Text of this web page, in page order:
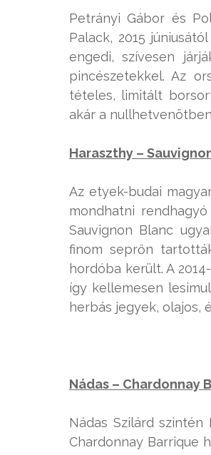
Petrányi Gábor és
Palack, 2015
engedi, szívesen
pincészetekkel. Az
tételes, limitált
akár a
Haraszthy –
Az etyek-budai
mondhatni
Sauvignon Blanc
finom seprőn
hordóba került. A
így kellemesen
herbás jegyek, olajos,
Nádas – Chardonnay
Nádas Szilárd
Chardonnay Barrique